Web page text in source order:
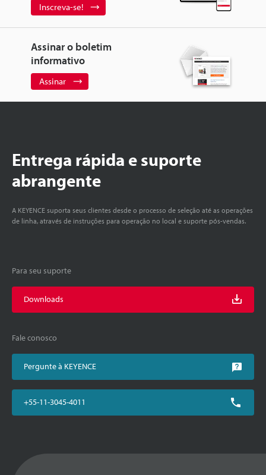
Inscreva-se!
Assinar o boletim
informativo
Assinar
Entrega rápida e suporte
abrangente
A KEYENCE suporta seus clientes desde o processo de seleção até as operações
de linha, através de instruções para operação no local e suporte pós-vendas.
Para seu suporte
Downloads
Fale conosco
Pergunte à KEYENCE
+55-11-3045-4011